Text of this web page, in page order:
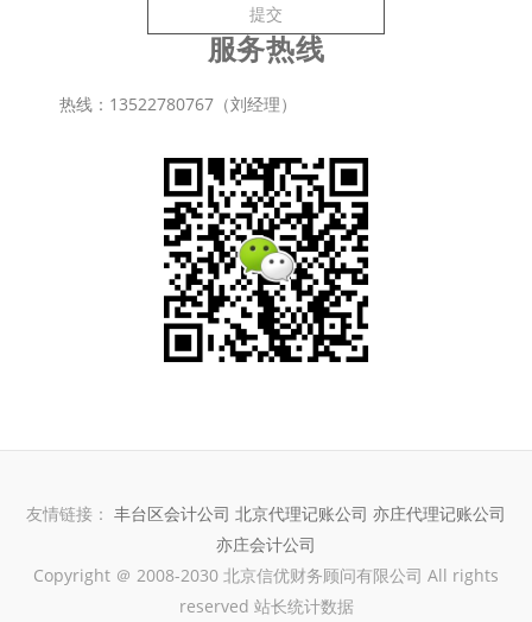
提交
服务热线
热线：13522780767（刘经理）
友情链接： 丰台区会计公司 北京代理记账公司 亦庄代理记账公司
亦庄会计公司
Copyright ＠ 2008-2030 北京信优财务顾问有限公司 All rights
reserved 站长统计数据